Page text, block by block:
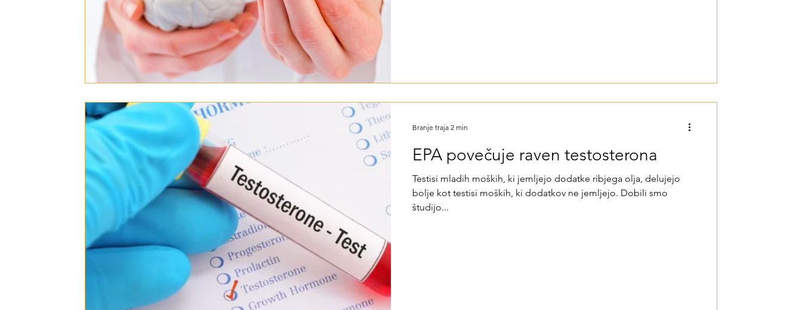
EPA povečuje raven testosterona
Testisi mladih moških, ki jemljejo dodatke ribjega olja, delujejo
bolje kot testisi moških, ki dodatkov ne jemljejo. Dobili smo
študijo...
Branje traja 2 min